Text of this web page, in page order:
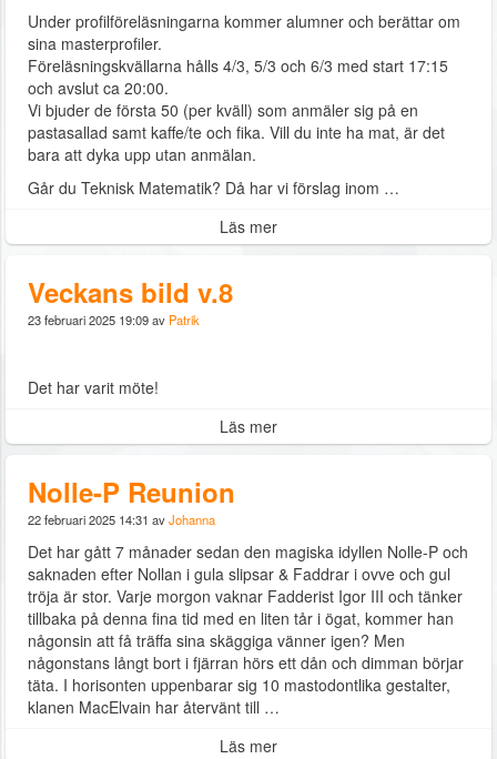
Under profilföreläsningarna kommer alumner och berättar om
sina masterprofiler.
Föreläsningskvällarna hålls 4/3, 5/3 och 6/3 med start 17:15
och avslut ca 20:00.
Vi bjuder de första 50 (per kväll) som anmäler sig på en
pastasallad samt kaffe/te och fika. Vill du inte ha mat, är det
bara att dyka upp utan anmälan.
Går du Teknisk Matematik? Då har vi förslag inom …
Läs mer
Veckans bild v.8
23 februari 2025 19:09 av Patrik
Det har varit möte!
Läs mer
Nolle-P Reunion
22 februari 2025 14:31 avJohanna
Det har gått 7 månader sedan den magiska idyllen Nolle-P och
saknaden efter Nollan i gula slipsar & Faddrar i ovve och gul
tröja är stor. Varje morgon vaknar Fadderist Igor III och tänker
tillbaka på denna fina tid med en liten tår i ögat, kommer han
någonsin att få träffa sina skäggiga vänner igen? Men
någonstans långt bort i fjärran hörs ett dån och dimman börjar
täta. I horisonten uppenbarar sig 10 mastodontlika gestalter,
klanen MacElvain har återvänt till …
Läs mer